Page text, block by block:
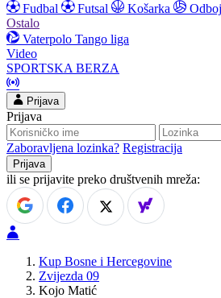
Fudbal
Futsal Košarka
Ostalo
Vaterpolo Tango liga
Video
SPORTSKA BERZA
Prijava
Prijava
Zaboravljena lozinka? Registracija
ili se prijavite preko društvenih mreža:
Kup Bosne i Hercegovine
Zvijezda 09
Kojo Matić